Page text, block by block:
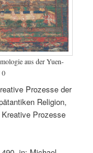
aus der Yuen-
0
Prozesse der
Religion,
Prozesse